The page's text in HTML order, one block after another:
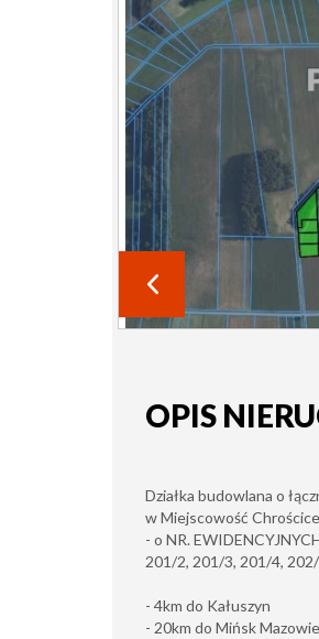
OPIS
Działka budowlana o
w Miejscowość
- o NR.
201/2, 201/3, 201/4,
- 4km do Kałuszyn
- 20km do Mińsk